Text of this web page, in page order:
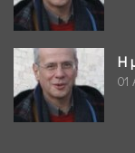
Η
01